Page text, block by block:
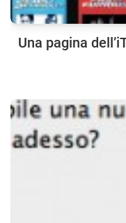
Una pagina